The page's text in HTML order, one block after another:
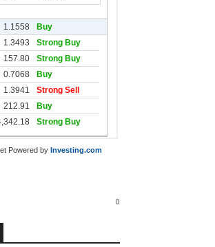
Powered by Investing.com
0